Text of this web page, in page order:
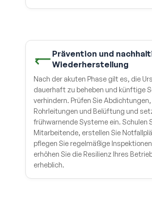
Prävention und
Wiederherstellung
Nach der akuten Phase gilt es, die
dauerhaft zu beheben und künftige
verhindern. Prüfen Sie Abdichtungen,
Rohrleitungen und Belüftung und
frühwarnende Systeme ein. Schulen
Mitarbeitende, erstellen Sie
pflegen Sie regelmäßige
erhöhen Sie die Resilienz Ihres
erheblich.